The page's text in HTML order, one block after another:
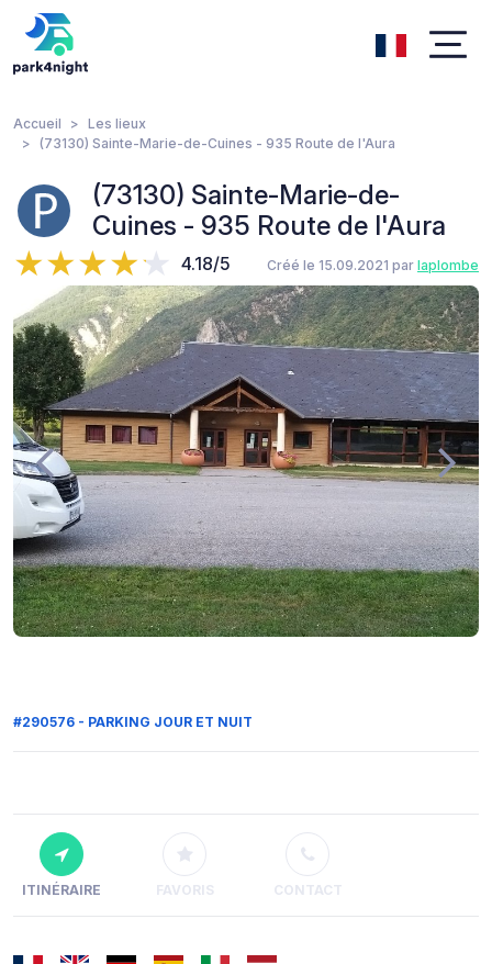
Accueil
Les lieux
(73130) Sainte-Marie-de-Cuines - 935 Route de l'Aura
(73130) Sainte-Marie-de-
Cuines - 935 Route de l'Aura
4.18/5 Créé le 15.09.2021 par laplombe
#290576 - PARKING JOUR ET NUIT
ITINÉRAIRE FAVORIS CONTACT